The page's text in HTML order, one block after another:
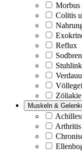
Morbus
Colitis
Reflux
Zöliakie
Muskeln &